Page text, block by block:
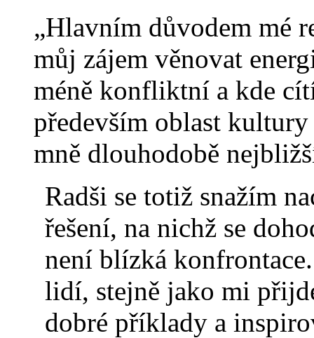
„Hlavním důvodem mé
můj zájem věnovat
méně konfliktní a kde
především oblast
mně dlouhodobě
Radši se totiž snažím
řešení, na nichž se
není blízká
lidí, stejně jako mi
dobré příklady a